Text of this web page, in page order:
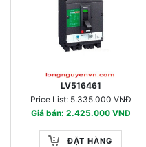
LV516461
Price List: 5.335.000 VNĐ
Giá bán: 2.425.000 VNĐ
ĐẶT HÀNG